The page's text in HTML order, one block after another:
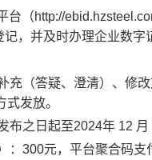
台（http://
记，并及时办理企业数字
充（答疑、澄清）、修
式发放。
布之日起至2024年 12 月
： 300元， 平台聚合码支